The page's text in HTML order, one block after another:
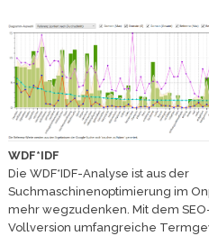
WDF*IDF
Die WDF*IDF-Analyse ist aus der
Suchmaschinenoptimierung im
mehr wegzudenken. Mit dem
Vollversion umfangreiche